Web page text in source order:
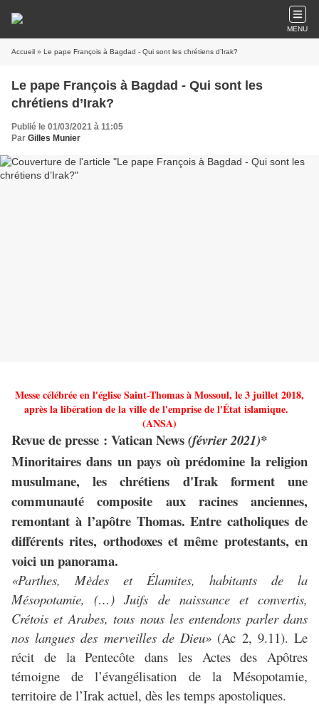
MENU
Accueil » Le pape François à Bagdad - Qui sont les chrétiens d’Irak?
Le pape François à Bagdad - Qui sont les
chrétiens d’Irak?
Publié le 01/03/2021 à 11:05
Par Gilles Munier
Messe célébrée en l'église Saint-Thomas à Mossoul, le 3 juillet 2018,
après la libération de la ville de l'emprise de l'État islamique.
(ANSA)
Revue de presse : Vatican News(février 2021)*
Minoritaires dans un pays où prédomine la religion
musulmane, les chrétiens d'Irak forment une
communauté composite aux racines anciennes,
remontant à l’apôtre Thomas. Entre catholiques de
différents rites, orthodoxes et même protestants, en
voici un panorama.
«Parthes, Mèdes et Élamites, habitants de la
Mésopotamie, (…) Juifs de naissance et convertis,
Crétois et Arabes, tous nous les entendons parler dans
nos langues des merveilles de Dieu» (Ac 2, 9.11). Le
récit de la Pentecôte dans les Actes des Apôtres
témoigne de l’évangélisation de la Mésopotamie,
territoire de l’Irak actuel, dès les temps apostoliques.